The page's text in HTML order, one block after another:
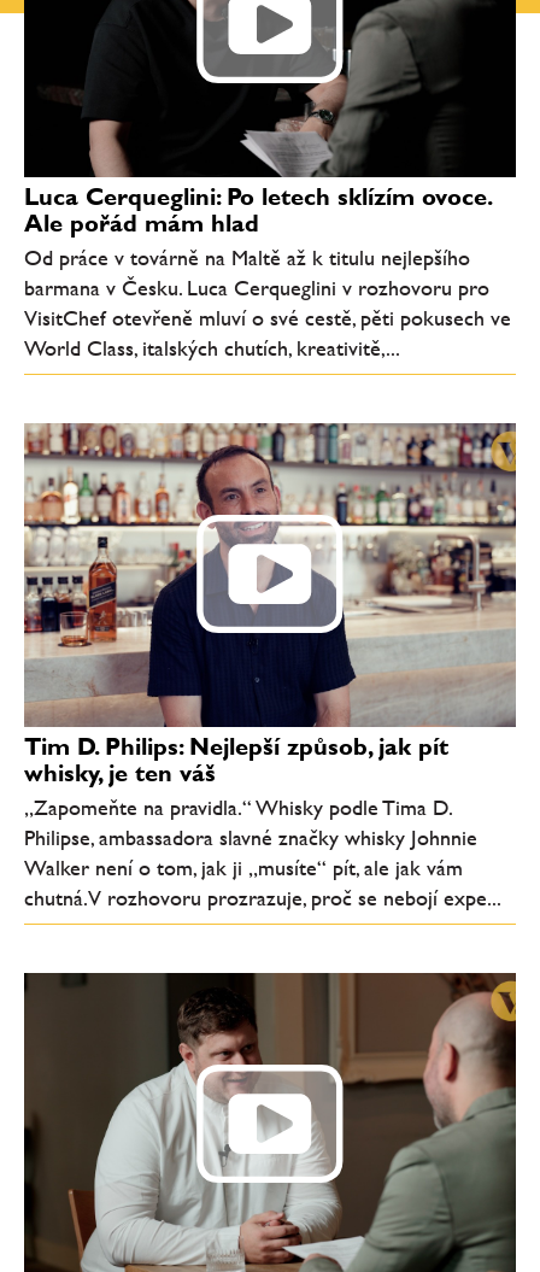
Luca Cerqueglini: Po letech sklízím ovoce.
Ale pořád mám hlad
Od práce v továrně na Maltě až k titulu nejlepšího
barmana v Česku. Luca Cerqueglini v rozhovoru pro
VisitChef otevřeně mluví o své cestě, pěti pokusech ve
World Class, italských chutích, kreativitě,...
Tim D. Philips: Nejlepší způsob, jak pít
whisky, je ten váš
„Zapomeňte na pravidla.“ Whisky podle Tima D.
Philipse, ambassadora slavné značky whisky Johnnie
Walker není o tom, jak ji „musíte“ pít, ale jak vám
chutná. V rozhovoru prozrazuje, proč se nebojí expe...